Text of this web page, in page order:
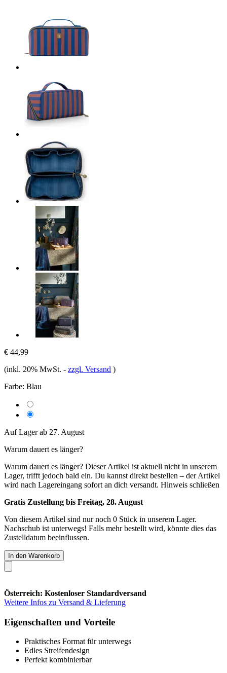
€ 44,99
(inkl. 20% MwSt. - zzgl. Versand )
Farbe: Blau
Auf Lager ab 27. August
Warum dauert es länger?
Warum dauert es länger? Dieser Artikel ist aktuell nicht in unserem
Lager, trifft jedoch bald ein. Du kannst direkt bestellen – der Artikel
wird nach Lagereingang sofort an dich versandt. Hinweis schließen
Gratis Zustellung bis Freitag, 28. August
Von diesem Artikel sind nur noch 0 Stück in unserem Lager.
Nachschub ist unterwegs! Falls mehr bestellt wird, könnte dies das
Zustelldatum beeinflussen.
In den Warenkorb
Österreich: Kostenloser Standardversand
Weitere Infos zu Versand & Lieferung
Eigenschaften und Vorteile
Praktisches Format für unterwegs
Edles Streifendesign
Perfekt kombinierbar